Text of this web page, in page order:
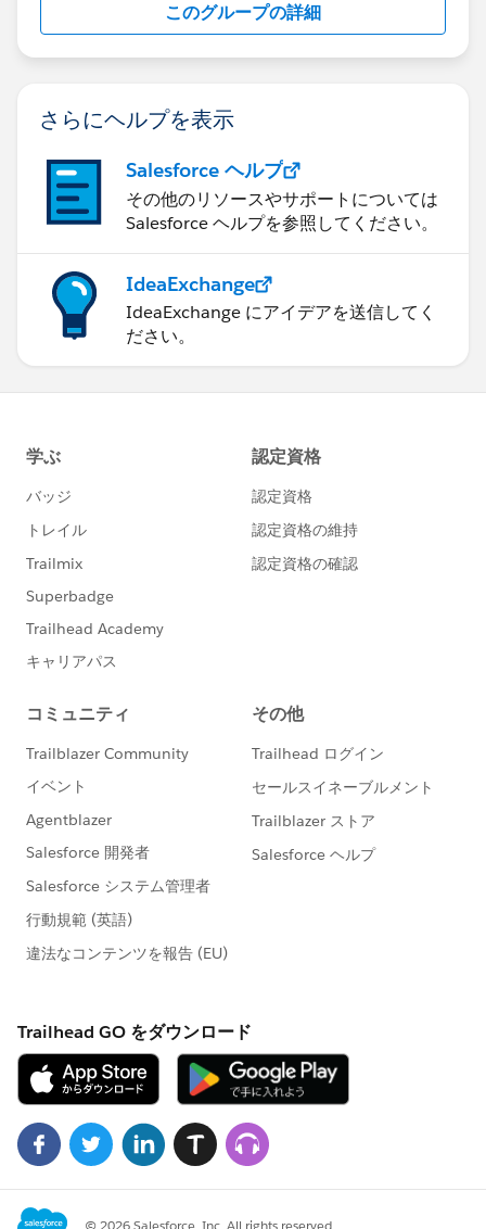
このグループの詳細
さらにヘルプを表示
Salesforce ヘルプ
その他のリソースやサポートについては
Salesforce ヘルプを参照してください。
IdeaExchange
IdeaExchange にアイデアを送信してく
ださい。